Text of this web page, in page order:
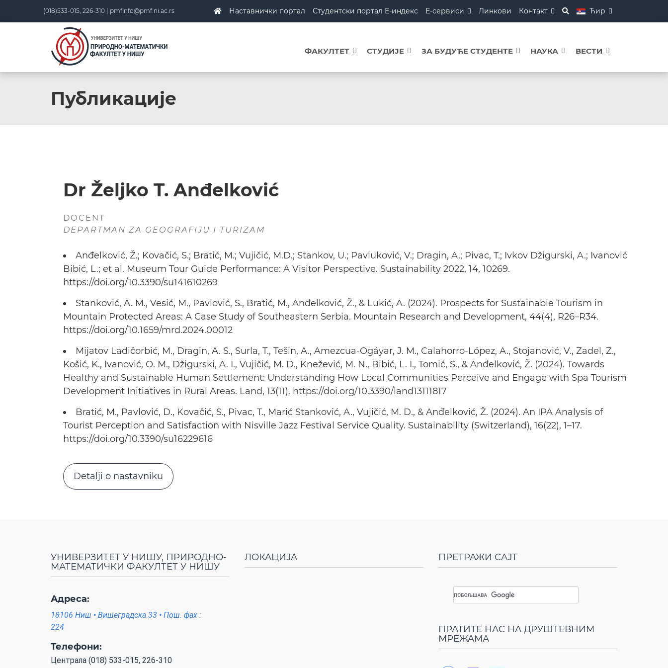
(018)533-015, 226-310 | pmfinfo@pmf.ni.ac.rs Наставнички портал Студентски портал Е-индекс Е-сервиси Линкови Контакт Ћир
ФАКУЛТЕТ СТУДИЈЕ ЗА БУДУЋЕ СТУДЕНТЕ НАУКА ВЕСТИ
Публикације
Dr Željko T. Anđelković
DOCENT
DEPARTMAN ZA GEOGRAFIJU I TURIZAM
Anđelković, Ž.; Kovačić, S.; Bratić, M.; Vujičić, M.D.; Stankov, U.; Pavluković, V.; Dragin, A.; Pivac, T.; Ivkov Džigurski, A.; Ivanović
Bibić, L.; et al. Museum Tour Guide Performance: A Visitor Perspective. Sustainability 2022, 14, 10269.
https://doi.org/10.3390/su141610269
Stanković, A. M., Vesić, M., Pavlović, S., Bratić, M., Anđelković, Ž., & Lukić, A. (2024). Prospects for Sustainable Tourism in
Mountain Protected Areas: A Case Study of Southeastern Serbia. Mountain Research and Development, 44(4), R26–R34.
https://doi.org/10.1659/mrd.2024.00012
Mijatov Ladičorbić, M., Dragin, A. S., Surla, T., Tešin, A., Amezcua-Ogáyar, J. M., Calahorro-López, A., Stojanović, V., Zadel, Z.,
Košić, K., Ivanović, O. M., Džigurski, A. I., Vujičić, M. D., Knežević, M. N., Bibić, L. I., Tomić, S., & Anđelković, Ž. (2024). Towards
Healthy and Sustainable Human Settlement: Understanding How Local Communities Perceive and Engage with Spa Tourism
Development Initiatives in Rural Areas. Land, 13(11). https://doi.org/10.3390/land13111817
Bratić, M., Pavlović, D., Kovačić, S., Pivac, T., Marić Stanković, A., Vujičić, M. D., & Anđelković, Ž. (2024). An IPA Analysis of
Tourist Perception and Satisfaction with Nisville Jazz Festival Service Quality. Sustainability (Switzerland), 16(22), 1–17.
https://doi.org/10.3390/su16229616
Detalji o nastavniku
УНИВЕРЗИТЕТ У НИШУ, ПРИРОДНО-
МАТЕМАТИЧКИ ФАКУЛТЕТ У НИШУ
Адреса:
18106 Ниш • Вишеградска 33 • Пош. фах :
224
Телефони:
Централа (018) 533-015, 226-310
ЛОКАЦИЈА ПРЕТРАЖИ САЈТ
ПРАТИТЕ НАС НА ДРУШТЕВНИМ
МРЕЖАМА